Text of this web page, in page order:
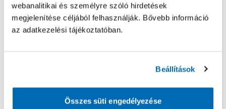
webanalitikai és személyre szóló hirdetések
megjelenítése céljából felhasználják. Bővebb információ
az adatkezelési tájékoztatóban.
Beállítások
Összes süti engedélyezése